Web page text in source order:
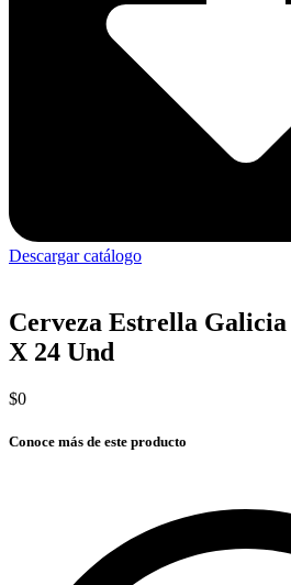
Descargar catálogo
Cerveza Estrella
X 24 Und
$0
Conoce más de este producto